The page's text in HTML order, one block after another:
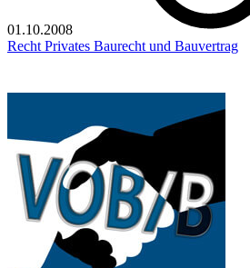
01.10.2008
Recht Privates Baurecht und Bauvertrag